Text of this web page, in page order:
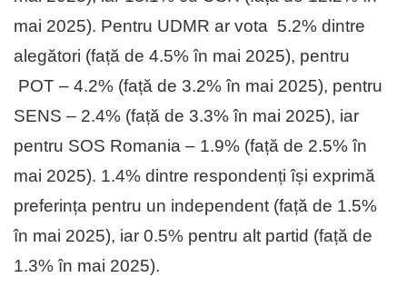
mai 2025). Pentru UDMR ar vota 5.2% dintre
alegători (față de 4.5% în mai 2025), pentru
POT – 4.2% (față de 3.2% în mai 2025), pentru
SENS – 2.4% (față de 3.3% în mai 2025), iar
pentru SOS Romania – 1.9% (față de 2.5% în
mai 2025). 1.4% dintre respondenți își exprimă
preferința pentru un independent (față de 1.5%
în mai 2025), iar 0.5% pentru alt partid (față de
1.3% în mai 2025).